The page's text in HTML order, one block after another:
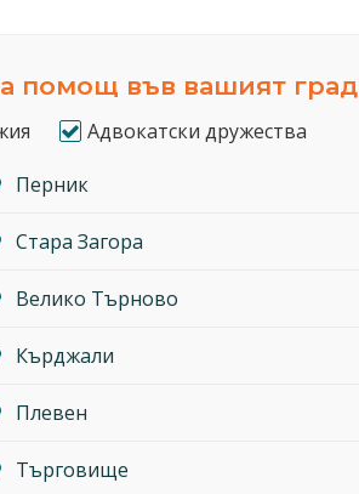
помощ във вашият град
Адвокатски дружества
Перник
Стара Загора
Велико Търново
Кърджали
Плевен
Търговище